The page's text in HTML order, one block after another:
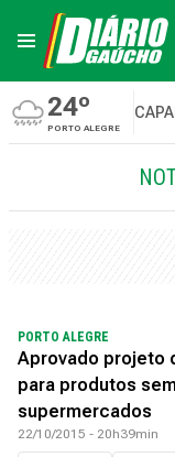
24º
PORTO ALEGRE
CAPA
PORTO ALEGRE
Aprovado projeto
para produtos
supermercados
22/10/2015 - 20h39min